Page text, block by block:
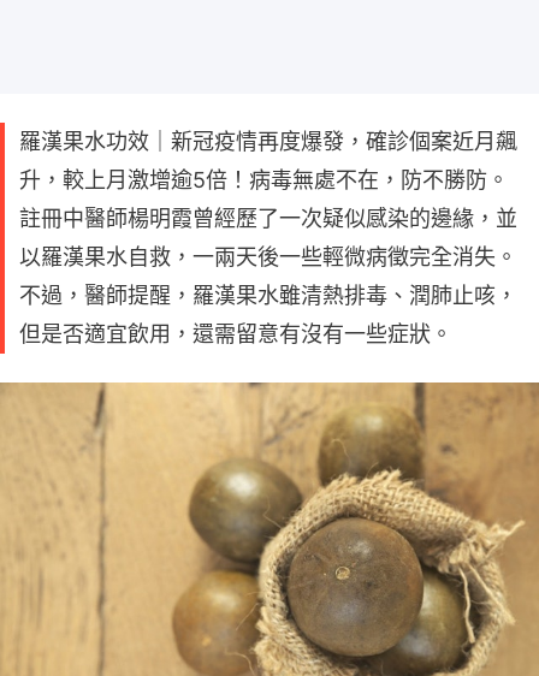
羅漢果水功效｜新冠疫情再度爆發，確診個案近月飆
升，較上月激增逾5倍！病毒無處不在，防不勝防。
註冊中醫師楊明霞曾經歷了一次疑似感染的邊緣，並
以羅漢果水自救，一兩天後一些輕微病徵完全消失。
不過，醫師提醒，羅漢果水雖清熱排毒、潤肺止咳，
但是否適宜飲用，還需留意有沒有一些症狀。